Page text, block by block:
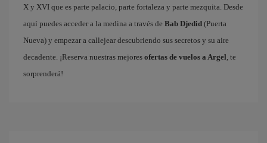
X y XVI que es parte palacio, parte fortaleza y parte mezquita. Desde
aquí puedes acceder a la medina a través de Bab Djedid (Puerta
Nueva) y empezar a callejear descubriendo sus secretos y su aire
decadente. ¡Reserva nuestras mejores ofertas de vuelos a Argel, te
sorprenderá!